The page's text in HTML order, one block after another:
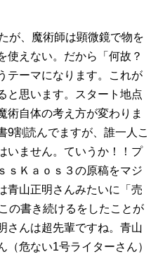
が、魔術師は顕微鏡で物を
使えない。だから「何故？
テーマになります。これが
と思います。スタート地点
術自体の考え方が変わりま
9割読んでますが、誰一人こ
いません。ていうか！！プ
ｓＫａｏｓ３の原稿をマジ
青山正明さんみたいに「売
の書き続けるをしたことが
さんは超先輩ですね。青山
危ない1号ライターさん）